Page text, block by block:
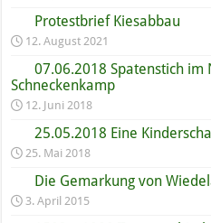
Protestbrief Kiesabbau
12. August 2021
07.06.2018 Spatenstich
Schneckenkamp
12. Juni 2018
25.05.2018 Eine
25. Mai 2018
Die Gemarkung von
3. April 2015